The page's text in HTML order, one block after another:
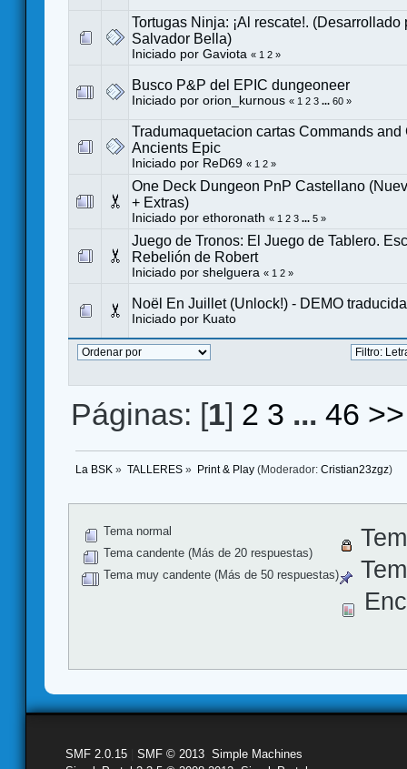
Tortugas Ninja: ¡Al rescate!. (Desarrollado
Salvador Bella)
Iniciado por Gaviota « 1 2 »
Busco P&P del EPIC dungeoneer
Iniciado por orion_kurnous « 1 2 3 ... 60 »
Tradumaquetacion cartas Commands and
Ancients Epic
Iniciado por ReD69 « 1 2 »
One Deck Dungeon PnP Castellano
+ Extras)
Iniciado por ethoronath « 1 2 3 ... 5 »
Juego de Tronos: El Juego de Tablero.
Rebelión de Robert
Iniciado por shelguera « 1 2 »
Noël En Juillet (Unlock!) - DEMO traducida
Iniciado por Kuato
Páginas: [1] 2 3 ...46 >>
La BSK » TALLERES» Print & Play(Moderador: Cristian23zgz)
Tema normal
Tema candente (Más de 20 respuestas)
Tema muy candente (Más de 50 respuestas)
SMF 2.0.15 SMF © 2013 Simple Machines